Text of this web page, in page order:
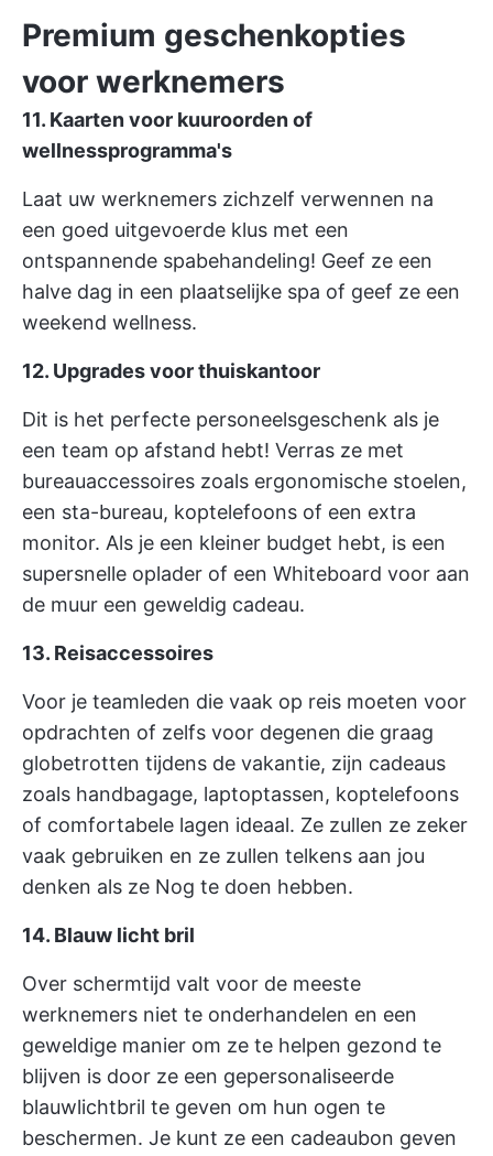
Premium geschenkopties
voor werknemers
11. Kaarten voor kuuroorden of
wellnessprogramma's
Laat uw werknemers zichzelf verwennen na
een goed uitgevoerde klus met een
ontspannende spabehandeling! Geef ze een
halve dag in een plaatselijke spa of geef ze een
weekend wellness.
12. Upgrades voor thuiskantoor
Dit is het perfecte personeelsgeschenk als je
een team op afstand hebt! Verras ze met
bureauaccessoires zoals ergonomische stoelen,
een sta-bureau, koptelefoons of een extra
monitor. Als je een kleiner budget hebt, is een
supersnelle oplader of een Whiteboard voor aan
de muur een geweldig cadeau.
13. Reisaccessoires
Voor je teamleden die vaak op reis moeten voor
opdrachten of zelfs voor degenen die graag
globetrotten tijdens de vakantie, zijn cadeaus
zoals handbagage, laptoptassen, koptelefoons
of comfortabele lagen ideaal. Ze zullen ze zeker
vaak gebruiken en ze zullen telkens aan jou
denken als ze Nog te doen hebben.
14. Blauw licht bril
Over schermtijd valt voor de meeste
werknemers niet te onderhandelen en een
geweldige manier om ze te helpen gezond te
blijven is door ze een gepersonaliseerde
blauwlichtbril te geven om hun ogen te
beschermen. Je kunt ze een cadeaubon geven